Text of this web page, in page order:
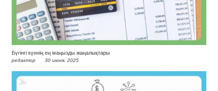
Бүгінгі күннің ең маңызды жаңалықтары
редактор 30 июня, 2025